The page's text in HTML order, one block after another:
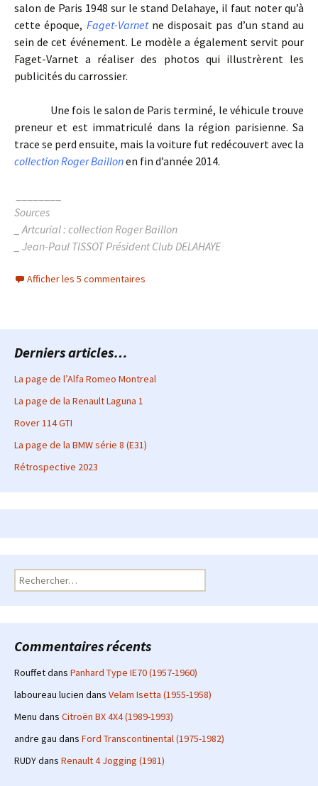
salon de Paris 1948 sur le stand Delahaye, il faut noter qu’à
cette époque, Faget-Varnetne disposait pas d’un stand au
sein de cet événement. Le modèle a également servit pour
Faget-Varnet a réaliser des photos qui illustrèrent les
publicités du carrossier.
Une fois le salon de Paris terminé, le véhicule trouve
preneur et est immatriculé dans la région parisienne. Sa
trace se perd ensuite, mais la voiture fut redécouvert avec la
collection Roger Baillonen fin d’année 2014.
Sources
_ Artcurial : collection Roger Baillon
_ Jean-Paul TISSOT Président Club DELAHAYE
Afficher les 5 commentaires
Derniers articles…
La page de l’Alfa Romeo Montreal
La page de la Renault Laguna 1
Rover 114 GTI
La page de la BMW série 8 (E31)
Rétrospective 2023
Rechercher :
Commentaires récents
Rouffetdans Panhard Type IE70 (1957-1960)
laboureau lucien dans Velam Isetta (1955-1958)
Menu dans Citroën BX 4X4 (1989-1993)
andre gau dans Ford Transcontinental (1975-1982)
RUDYdans Renault 4 Jogging (1981)